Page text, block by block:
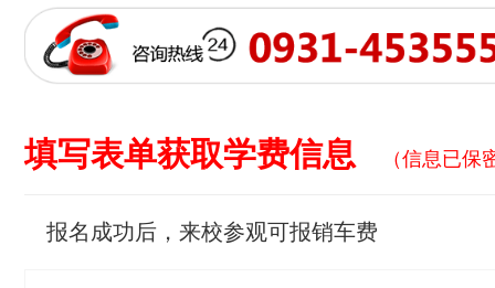
填写表单获取学费信息 （信息已保
报名成功后，来校参观可报销车费